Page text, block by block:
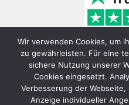
Wir verwenden Cookies, um
zu gewährleisten. Für eine
sichere Nutzung unserer
Cookies eingesetzt.
Verbesserung der
Anzeige individueller